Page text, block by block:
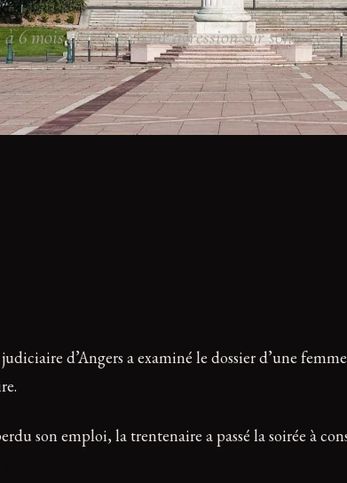
6 mois de prison pour agression sur son
d’Angers a examiné le dossier d’une
son emploi, la trentenaire a passé la soirée à